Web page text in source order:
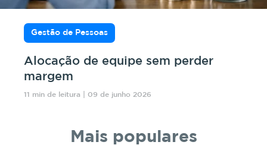
Gestão de Pessoas
Alocação de equipe sem perder
margem
11 min de leitura | 09 de junho 2026
Mais populares